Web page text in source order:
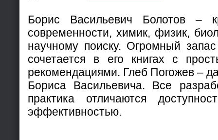
Борис Васильевич Болотов –
современности, химик, физик,
научному поиску. Огромный
сочетается в его книгах с
рекомендациями. Глеб Погожев –
Бориса Васильевича. Все
практика отличаются
эффективностью.